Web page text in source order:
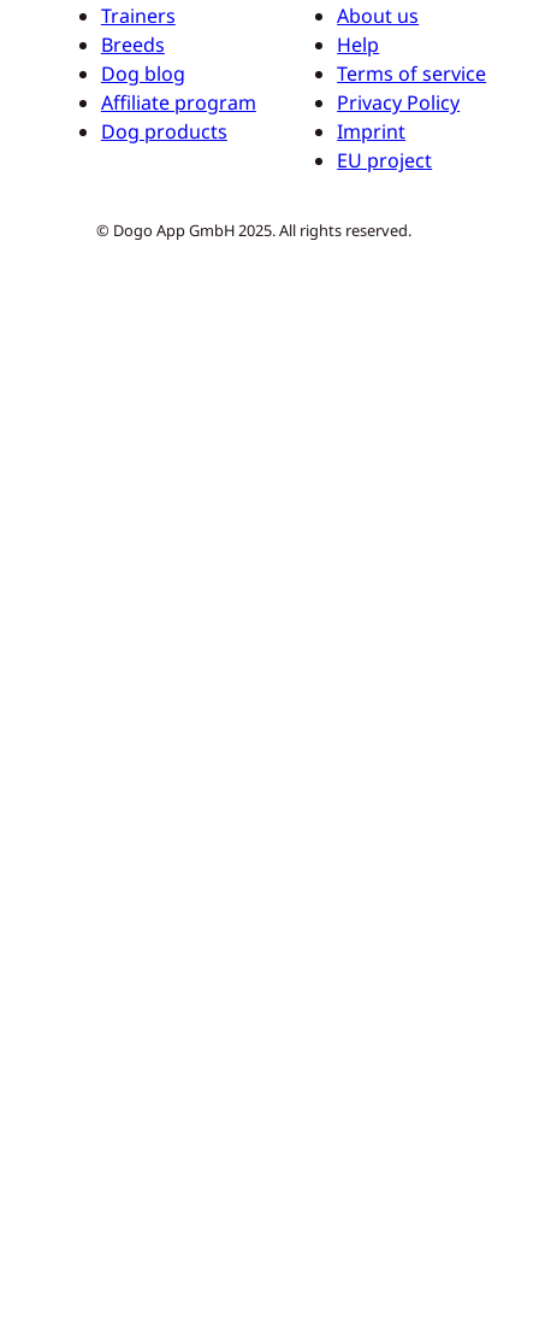
Trainers
Breeds
Dog blog
Affiliate program
Dog products
About us
Help
Terms of service
Privacy Policy
Imprint
EU project
© Dogo App GmbH 2025. All rights reserved.